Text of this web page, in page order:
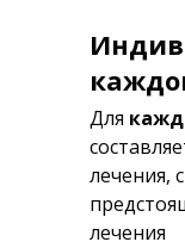
Для
лечения,
лечения